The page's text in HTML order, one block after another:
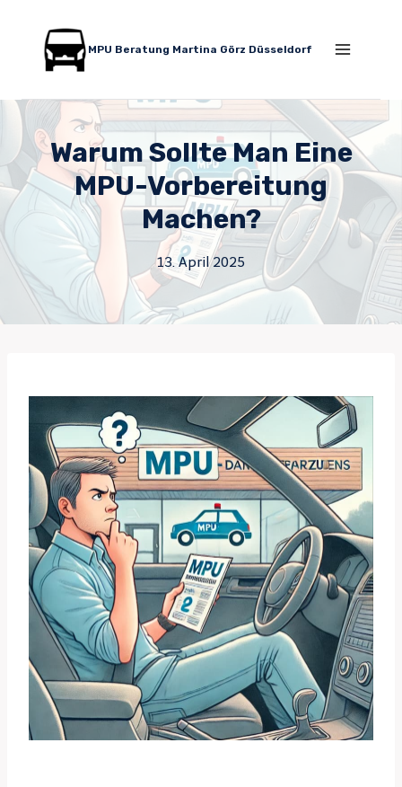
springen
MPU Beratung Martina Görz Düsseldorf
Warum Sollte Man Eine
MPU-Vorbereitung
Machen?
13. April 2025